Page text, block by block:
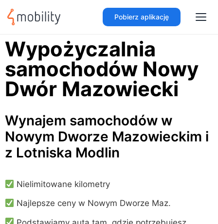
Pobierz aplikację
Wypożyczalnia
samochodów Nowy
Dwór Mazowiecki
Wynajem samochodów w
Nowym Dworze Mazowieckim i
z Lotniska Modlin
Nielimitowane kilometry
Najlepsze ceny w Nowym Dworze Maz.